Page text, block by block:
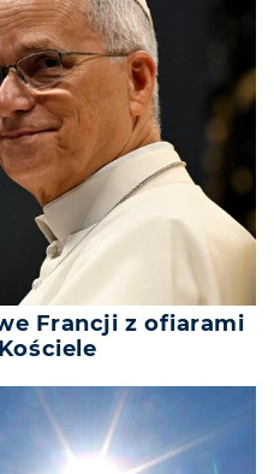
Francji z ofiarami